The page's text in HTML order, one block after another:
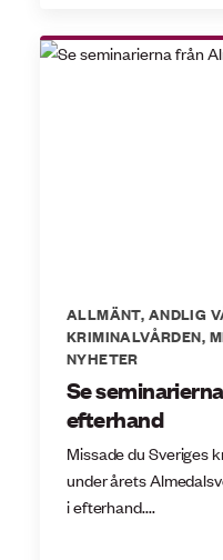
ALLMÄNT, ANDLIG
KRIMINALVÅRDEN,
NYHETER
Se
efterhand
Missade du Sveriges
under årets
i efterhand....